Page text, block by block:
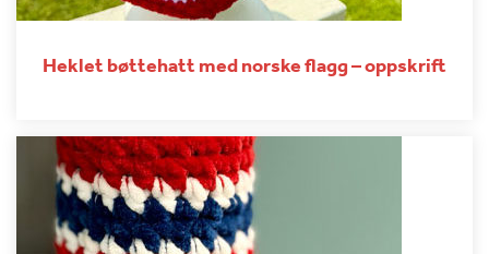
Heklet bøttehatt med norske flagg – oppskrift